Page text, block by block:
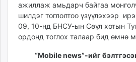
shuum.mn
times.mn
tvmongolia.mn
unegui.mn
ажиллаж амьдарч байгаа
шилдэг тоглолтоо үзүүлэхээр
09, 10-нд БНСУ-ын Сөүл хотын
ордонд тоглох талаар бид өмнө
“Mobile news”-ийг